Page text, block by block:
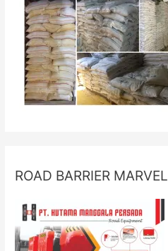
ROAD BARRIER MARVEL